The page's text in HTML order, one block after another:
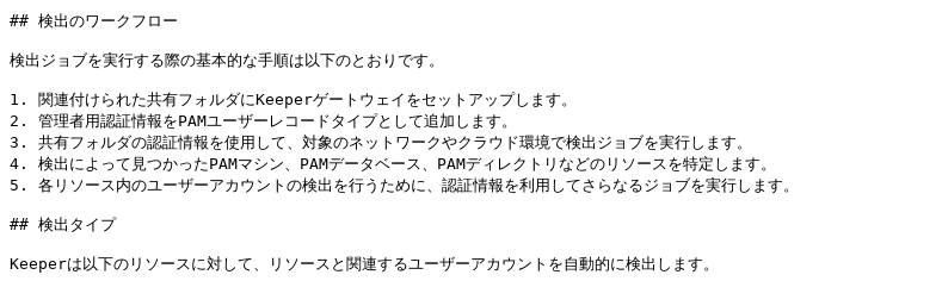
## 検出のワークフロー
検出ジョブを実行する際の基本的な手順は以下のとおりです。
1. 関連付けられた共有フォルダにKeeperゲートウェイをセットアップします。
2. 管理者用認証情報をPAMユーザーレコードタイプとして追加します。
3. 共有フォルダの認証情報を使用して、対象のネットワークやクラウド環境で検出ジョブを実行します。
4. 検出によって見つかったPAMマシン、PAMデータベース、PAMディレクトリなどのリソースを特定します。
5. 各リソース内のユーザーアカウントの検出を行うために、認証情報を利用してさらなるジョブを実行します。
## 検出タイプ
Keeperは以下のリソースに対して、リソースと関連するユーザーアカウントを自動的に検出します。